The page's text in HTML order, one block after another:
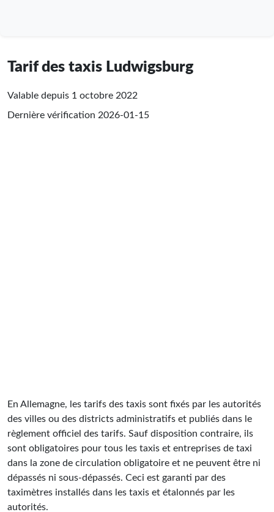
Tarif des taxis Ludwigsburg
Valable depuis 1 octobre 2022
Dernière vérification 2026-01-15
En Allemagne, les tarifs des taxis sont fixés par les autorités
des villes ou des districts administratifs et publiés dans le
règlement officiel des tarifs. Sauf disposition contraire, ils
sont obligatoires pour tous les taxis et entreprises de taxi
dans la zone de circulation obligatoire et ne peuvent être ni
dépassés ni sous-dépassés. Ceci est garanti par des
taximètres installés dans les taxis et étalonnés par les
autorités.